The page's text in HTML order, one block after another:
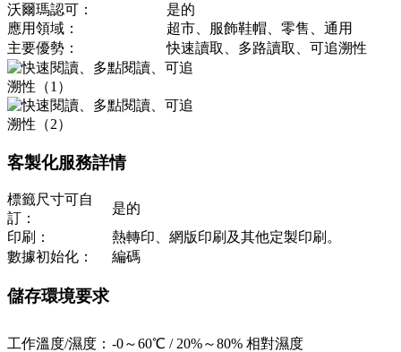
沃爾瑪認可：
是的
應用領域：
超市、服飾鞋帽、零售、通用
主要優勢：
快速讀取、多路讀取、可追溯性
客製化服務詳情
標籤尺寸可自
訂：
是的
印刷：
熱轉印、網版印刷及其他定製印刷。
數據初始化：
編碼
儲存環境要求
工作溫度/濕度： -0～60℃ / 20%～80% 相對濕度